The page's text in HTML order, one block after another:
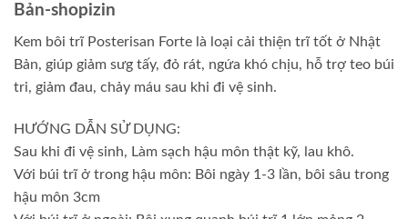
Bản-shopizin
Kem bôi trĩ Posterisan Forte là loại cải thiện trĩ tốt ở Nhật
Bản, giúp giảm sưg tấy, đỏ rát, ngứa khó chịu, hỗ trợ teo búi
tri, giảm đau, chảy máu sau khi đi vệ sinh.
HƯỚNG DẪN SỬ DỤNG:
Sau khi đi vệ sinh, Làm sạch hậu môn thật kỹ, lau khô.
Với búi trĩ ở trong hậu môn: Bôi ngày 1-3 lần, bôi sâu trong
hậu môn 3cm